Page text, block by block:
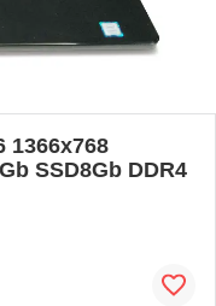
1366х768
SSD8Gb DDR4